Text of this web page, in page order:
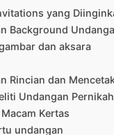
yang
Background
dan aksara
Rincian dan
Undangan
Kertas
undangan